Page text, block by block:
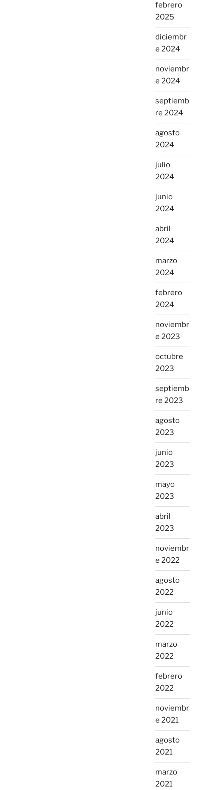
febrero
2025
diciembr
e 2024
noviembr
e 2024
septiemb
re 2024
agosto
2024
julio
2024
junio
2024
abril
2024
marzo
2024
febrero
2024
noviembr
e 2023
octubre
2023
septiemb
re 2023
agosto
2023
junio
2023
mayo
2023
abril
2023
noviembr
e 2022
agosto
2022
junio
2022
marzo
2022
febrero
2022
noviembr
e 2021
agosto
2021
marzo
2021